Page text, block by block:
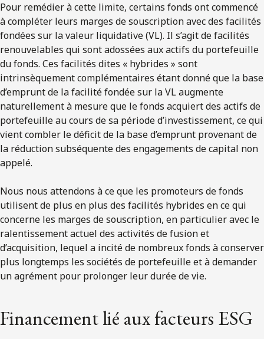
Pour remédier à cette limite, certains fonds ont commencé
à compléter leurs marges de souscription avec des facilités
fondées sur la valeur liquidative (VL). Il s’agit de facilités
renouvelables qui sont adossées aux actifs du portefeuille
du fonds. Ces facilités dites « hybrides » sont
intrinsèquement complémentaires étant donné que la base
d’emprunt de la facilité fondée sur la VL augmente
naturellement à mesure que le fonds acquiert des actifs de
portefeuille au cours de sa période d’investissement, ce qui
vient combler le déficit de la base d’emprunt provenant de
la réduction subséquente des engagements de capital non
appelé.
Nous nous attendons à ce que les promoteurs de fonds
utilisent de plus en plus des facilités hybrides en ce qui
concerne les marges de souscription, en particulier avec le
ralentissement actuel des activités de fusion et
d’acquisition, lequel a incité de nombreux fonds à conserver
plus longtemps les sociétés de portefeuille et à demander
un agrément pour prolonger leur durée de vie.
Financement lié aux facteurs ESG